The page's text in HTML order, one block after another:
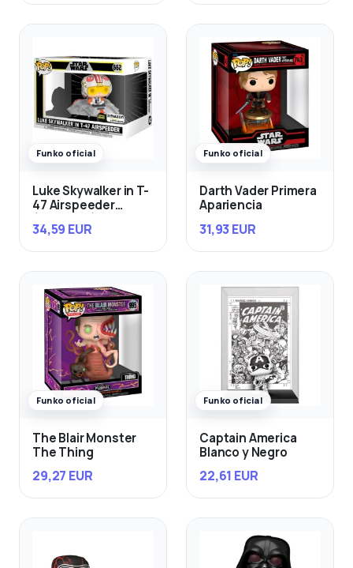
Funko oficial
Luke Skywalker in T-
47 Airspeeder
34,59 EUR
Funko oficial
Darth Vader Primera
Apariencia
31,93 EUR
Funko oficial
The Blair Monster
The Thing
29,27 EUR
Funko oficial
Captain America
Blanco y Negro
22,61 EUR